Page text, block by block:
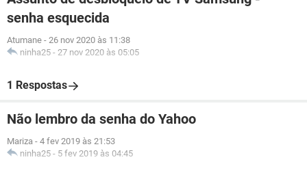
senha esquecida
Atumane - 26 nov 2020 às 11:38
ninha25 - 27 nov 2020 às 05:05
1 Respostas
Não lembro da senha do Yahoo
Mariza - 4 fev 2019 às 21:53
ninha25 - 5 fev 2019 às 04:45